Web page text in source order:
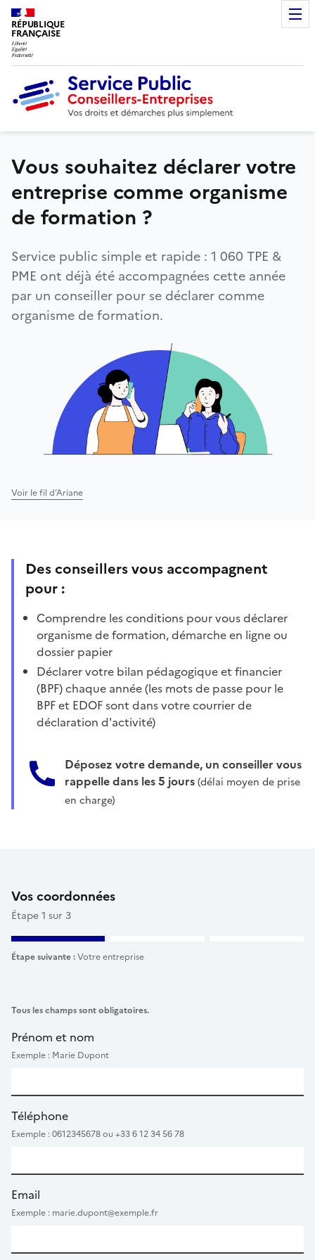
RÉPUBLIQUE
FRANÇAISE
Vous souhaitez déclarer votre
entreprise comme organisme
de formation ?
Service public simple et rapide : 1 060 TPE &
PME ont déjà été accompagnées cette année
par un conseiller pour se déclarer comme
organisme de formation.
Voir le fil d’Ariane
Des conseillers vous accompagnent
pour :
Comprendre les conditions pour vous déclarer
organisme de formation, démarche en ligne ou
dossier papier
Déclarer votre bilan pédagogique et financier
(BPF) chaque année (les mots de passe pour le
BPF et EDOF sont dans votre courrier de
déclaration d'activité)
Déposez votre demande, un conseiller vous
rappelle dans les 5 jours(délai moyen de prise
en charge)
Étape 1 sur 3
Vos coordonnées
Étape suivante :Votre entreprise
Tous les champs sont obligatoires.
Prénom et nom
Exemple : Marie Dupont
Téléphone
Exemple : 0612345678 ou +33 6 12 34 56 78
Email
Exemple : marie.dupont@exemple.fr